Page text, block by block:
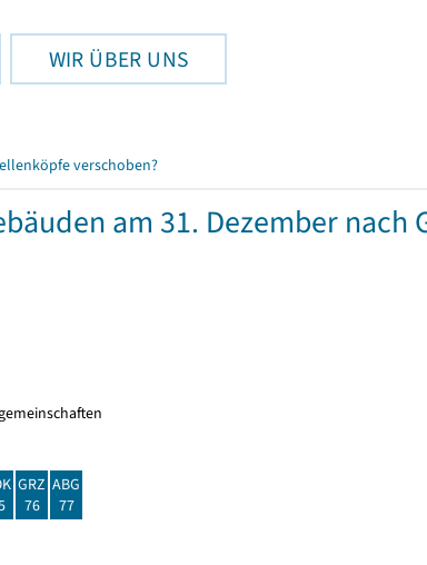
WIR ÜBER UNS
verschoben?
am 31. Dezember
GRZ
76
ABG
77